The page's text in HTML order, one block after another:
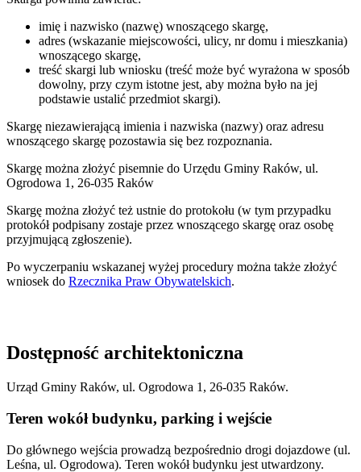
imię i nazwisko (nazwę) wnoszącego skargę,
adres (wskazanie miejscowości, ulicy, nr domu i mieszkania)
wnoszącego skargę,
treść skargi lub wniosku (treść może być wyrażona w sposób
dowolny, przy czym istotne jest, aby można było na jej
podstawie ustalić przedmiot skargi).
Skargę niezawierającą imienia i nazwiska (nazwy) oraz adresu
wnoszącego skargę pozostawia się bez rozpoznania.
Skargę można złożyć pisemnie do Urzędu Gminy Raków, ul.
Ogrodowa 1, 26-035 Raków
Skargę można złożyć też ustnie do protokołu (w tym przypadku
protokół podpisany zostaje przez wnoszącego skargę oraz osobę
przyjmującą zgłoszenie).
Po wyczerpaniu wskazanej wyżej procedury można także złożyć
wniosek do Rzecznika Praw Obywatelskich.
Dostępność architektoniczna
Urząd Gminy Raków, ul. Ogrodowa 1, 26-035 Raków.
Teren wokół budynku, parking i wejście
Do głównego wejścia prowadzą bezpośrednio drogi dojazdowe (ul.
Leśna, ul. Ogrodowa). Teren wokół budynku jest utwardzony.